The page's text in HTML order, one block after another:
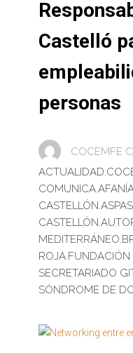
Castelló
personas
COCEMFE
ACTUALIDAD,
COMUNICA,
CASTELLÓN,ASPAS
CASTELLÓN,
MEDITERRÁNEO,
ROJA,FUNDACIÓN
SECRETARIADO
SÓNDROME DE